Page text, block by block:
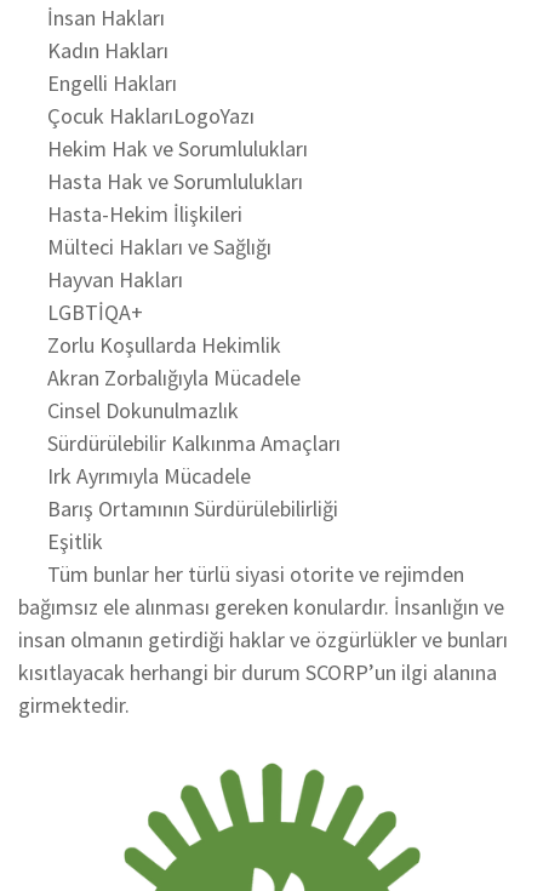
İnsan Hakları
Kadın Hakları
Engelli Hakları
Çocuk HaklarıLogoYazı
Hekim Hak ve Sorumlulukları
Hasta Hak ve Sorumlulukları
Hasta-Hekim İlişkileri
Mülteci Hakları ve Sağlığı
Hayvan Hakları
LGBTİQA+
Zorlu Koşullarda Hekimlik
Akran Zorbalığıyla Mücadele
Cinsel Dokunulmazlık
Sürdürülebilir Kalkınma Amaçları
Irk Ayrımıyla Mücadele
Barış Ortamının Sürdürülebilirliği
Eşitlik
Tüm bunlar her türlü siyasi otorite ve rejimden
bağımsız ele alınması gereken konulardır. İnsanlığın ve
insan olmanın getirdiği haklar ve özgürlükler ve bunları
kısıtlayacak herhangi bir durum SCORP’un ilgi alanına
girmektedir.